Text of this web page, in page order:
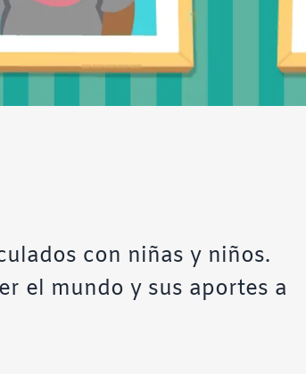
con niñas y niños.
el mundo y sus aportes a